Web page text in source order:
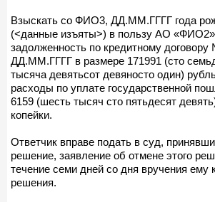
Взыскать со ФИО3, ДД.ММ.ГГГГ года
(<данные изъяты>) в пользу АО
задолженность по кредитному
ДД.ММ.ГГГГ в размере 171991 (сто
тысяча девятьсот девяносто один)
расходы по уплате государственной
6159 (шесть тысяч сто пятьдесят
копейки.
Ответчик вправе подать в суд,
решение, заявление об отмене этого
течение семи дней со дня вручения ему
решения.